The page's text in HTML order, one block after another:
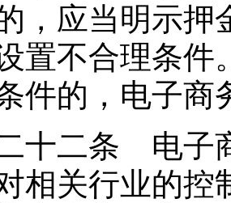
，应当明示押
置不合理条件
件的，电子商
二条 电子商
相关行业的控